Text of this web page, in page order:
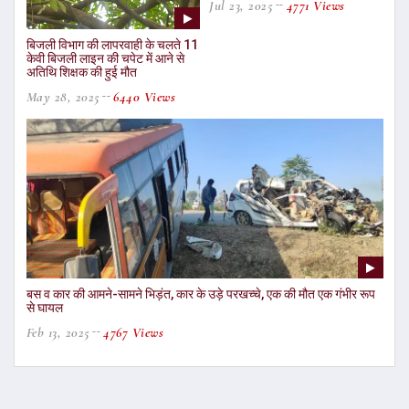
बिजली विभाग की लापरवाही के चलते 11
केवी बिजली लाइन की चपेट में आने से
अतिथि शिक्षक की हुई मौत
May 28, 2025 6440 Views
Jul 23, 2025 4771 Views
बस व कार की आमने-सामने भिड़ंत, कार के उड़े परखच्चे, एक की मौत एक गंभीर रूप
से घायल
Feb 13, 2025 4767 Views